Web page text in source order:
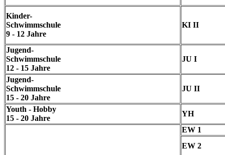
Kinder-
Schwimmschule
9 - 12 Jahre
KI II
Jugend-
Schwimmschule
12 - 15 Jahre
JU I
Jugend-
Schwimmschule
15 - 20 Jahre
JU II
Youth - Hobby
15 - 20 Jahre
YH
EW 1
EW 2